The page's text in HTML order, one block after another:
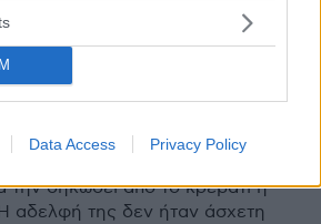
Data Access Privacy Policy
την σηκώσει από το κρεβάτι η
αδελφή της δεν ήταν άσχετη